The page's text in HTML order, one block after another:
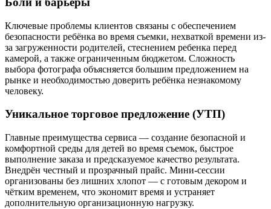
Ключевые проблемы клиентов связаны с обеспечением
безопасности ребёнка во время съемки, нехваткой времени из-
за загруженности родителей, стеснением ребенка перед
камерой, а также ограниченным бюджетом. Сложность
выбора фотографа объясняется большим предложением на
рынке и необходимостью доверить ребёнка незнакомому
человеку.
Уникальное торговое предложение (УТП)
Главные преимущества сервиса — создание безопасной и
комфортной среды для детей во время съемок, быстрое
выполнение заказа и предсказуемое качество результата.
Внедрён честный и прозрачный прайс. Мини-сессии
организованы без лишних хлопот — с готовым декором и
чётким временем, что экономит время и устраняет
дополнительную организационную нагрузку.